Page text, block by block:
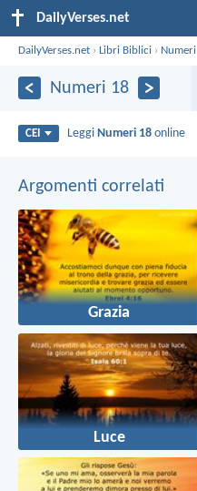
DailyVerses.net
DailyVerses.net ›Libri Biblici › Numeri
Numeri 18
CEI Leggi Numeri 18 online
Argomenti correlati
Grazia
Luce